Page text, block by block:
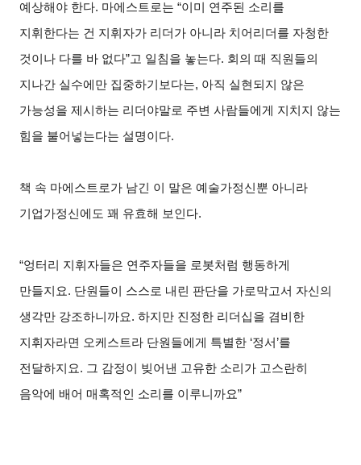
예상해야 한다. 마에스트로는 “이미 연주된 소리를
지휘한다는 건 지휘자가 리더가 아니라 치어리더를 자청한
것이나 다를 바 없다”고 일침을 놓는다. 회의 때 직원들의
지나간 실수에만 집중하기보다는, 아직 실현되지 않은
가능성을 제시하는 리더야말로 주변 사람들에게 지치지 않는
힘을 불어넣는다는 설명이다.
책 속 마에스트로가 남긴 이 말은 예술가정신뿐 아니라
기업가정신에도 꽤 유효해 보인다.
“엉터리 지휘자들은 연주자들을 로봇처럼 행동하게
만들지요. 단원들이 스스로 내린 판단을 가로막고서 자신의
생각만 강조하니까요. 하지만 진정한 리더십을 겸비한
지휘자라면 오케스트라 단원들에게 특별한 ‘정서’를
전달하지요. 그 감정이 빚어낸 고유한 소리가 고스란히
음악에 배어 매혹적인 소리를 이루니까요”